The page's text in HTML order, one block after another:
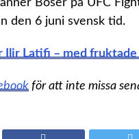
den 6 juni svensk tid.
Ilir Latifi – med
för att inte missa